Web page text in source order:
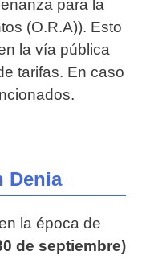
para la
(O.R.A)). Esto
la vía pública
tarifas. En caso
Denia
la época de
de septiembre)